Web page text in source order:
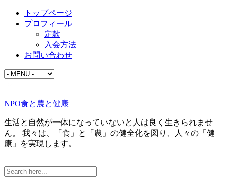
トップページ
プロフィール
定款
入会方法
お問い合わせ
NPO食と農と健康
生活と自然が一体になっていないと人は良く生きられませ
ん。 我々は、「食」と「農」の健全化を図り、人々の「健
康」を実現します。